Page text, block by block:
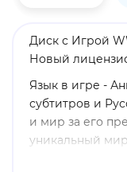
Диск с Игрой
Новый
Язык в игре -
субтитров и
и мир за его
уникальный